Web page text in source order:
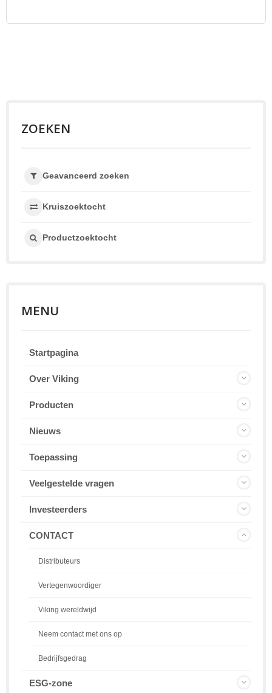
ZOEKEN
Geavanceerd zoeken
Kruiszoektocht
Productzoektocht
MENU
Startpagina
Over Viking
Producten
Nieuws
Toepassing
Veelgestelde vragen
Investeerders
CONTACT
Distributeurs
Vertegenwoordiger
Viking wereldwijd
Neem contact met ons op
Bedrijfsgedrag
ESG-zone